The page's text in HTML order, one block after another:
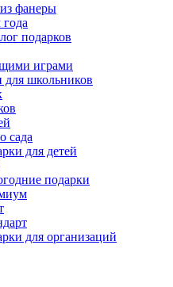
фанеры
подарков
играми
для школьников
сада
для детей
подарки
для организаций